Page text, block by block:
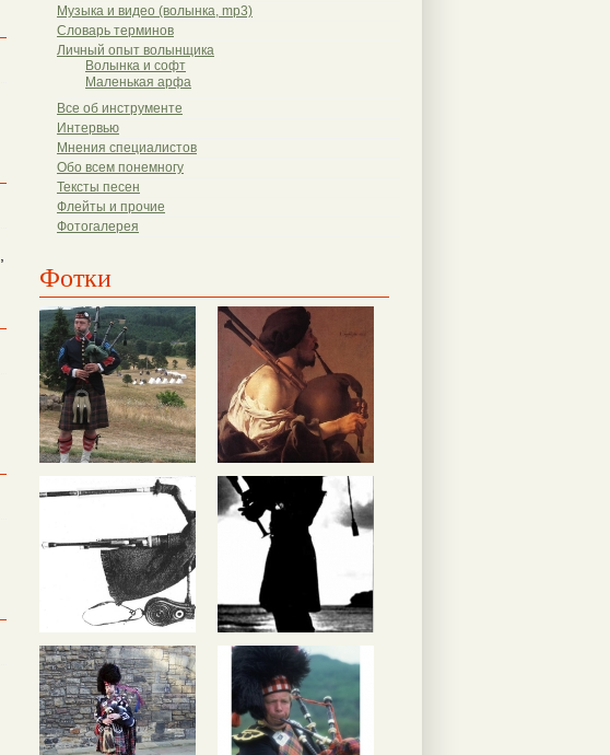
Музыка и видео (волынка, mp3)
Словарь терминов
Личный опыт волынщика
Волынка и софт
Маленькая арфа
Все об инструменте
Интервью
Мнения специалистов
Обо всем понемногу
Тексты песен
Флейты и прочие
Фотогалерея
Фотки